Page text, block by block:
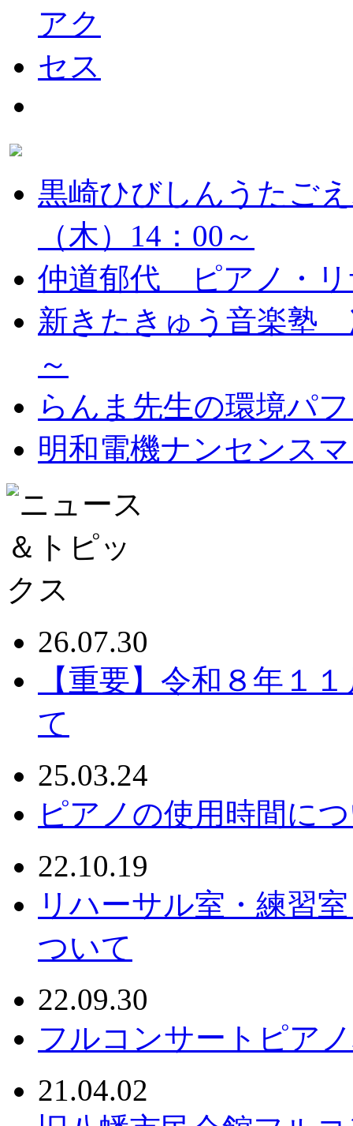
黒崎ひびしんうたご
（木）14：00～
仲道郁代 ピアノ・リ
新きたきゅう音楽塾
～
らんま先生の環境パ
明和電機ナンセンス
26.07.30
【重要】令和８年１
て
25.03.24
ピアノの使用時間に
22.10.19
リハーサル室・練習
ついて
22.09.30
フルコンサートピア
21.04.02